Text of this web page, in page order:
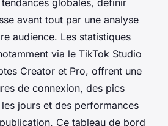
avant tout par une analyse
audience. Les statistiques
via le TikTok Studio
Creator et Pro, offrent une
de connexion, des pics
les jours et des performances
Ce tableau de bord